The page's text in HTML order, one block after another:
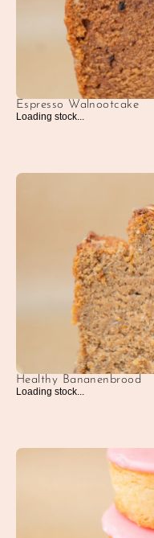
Espresso Walnootcake
Loading stock...
Healthy Bananenbrood
Loading stock...